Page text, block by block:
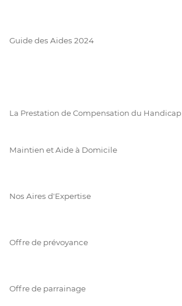
Guide des Aides 2024
La Prestation de Compensation du Handicap
Maintien et Aide à Domicile
Nos Aires d'Expertise
Offre de prévoyance
Offre de parrainage